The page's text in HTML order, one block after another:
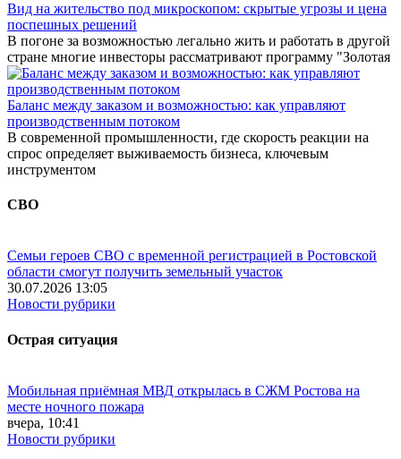
Вид на жительство под микроскопом: скрытые угрозы и цена
поспешных решений
В погоне за возможностью легально жить и работать в другой
стране многие инвесторы рассматривают программу "Золотая
Баланс между заказом и возможностью: как управляют
производственным потоком
В современной промышленности, где скорость реакции на
спрос определяет выживаемость бизнеса, ключевым
инструментом
СВО
Семьи героев СВО с временной регистрацией в Ростовской
области смогут получить земельный участок
30.07.2026 13:05
Новости рубрики
Острая ситуация
Мобильная приёмная МВД открылась в СЖМ Ростова на
месте ночного пожара
вчера, 10:41
Новости рубрики